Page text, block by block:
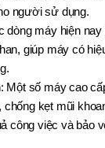
người sử dụng.
dòng máy hiện
giúp máy có
Một số máy cao
kẹt mũi
công việc và bảo